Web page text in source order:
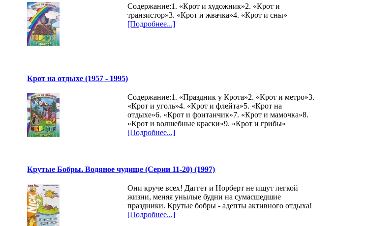
Содержание:1. «Крот и художник»2. «Крот и
транзистор»3. «Крот и жвачка»4. «Крот и сны»
[Подробнее...]
Крот на отдыхе (1957 - 1995)
Содержание:1. «Праздник у Крота»2. «Крот и метро»3.
«Крот и уголь»4. «Крот и флейта»5. «Крот на
отдыхе»6. «Крот и фонтанчик»7. «Крот и мамочка»8.
«Крот и волшебные краски»9. «Крот и грибы»
[Подробнее...]
Крутые Бобры. Водяное чудище (Серии 11-20) (1997)
Они круче всех! Даггет и Норберт не ищут легкой
жизни, меняя унылые будни на сумасшедшие
праздники. Крутые бобры - адепты активного отдыха!
[Подробнее...]